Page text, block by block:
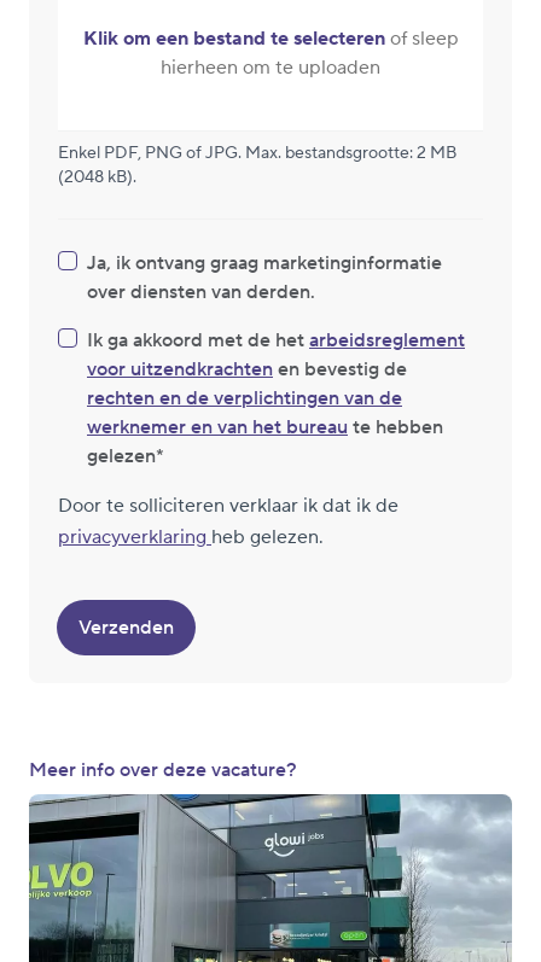
Klik om een bestand te selecterenof sleep
hierheen om te uploaden
Enkel PDF, PNG of JPG. Max. bestandsgrootte: 2 MB
(2048 kB).
Ja, ik ontvang graag marketinginformatie
over diensten van derden.
Ik ga akkoord met de het arbeidsreglement
voor uitzendkrachten en bevestig de
rechten en de verplichtingen van de
werknemer en van het bureau te hebben
gelezen
Door te solliciteren verklaar ik dat ik de
privacyverklaring heb gelezen.
Verzenden
Meer info over deze vacature?